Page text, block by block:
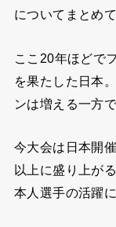
についてまとめ
ここ20年ほどで
を果たした日本
ンは増える一方
今大会は日本開
以上に盛り上が
本人選手の活躍